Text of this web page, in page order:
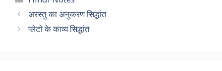
अरस्तु का अनुकरण सिद्धांत
प्लेटो के काव्य सिद्धांत